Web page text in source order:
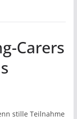
Carers
stille Teilnahme